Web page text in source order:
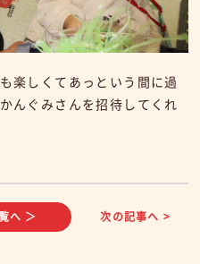
楽しくてあっという間に過
んぐみさんを招待してくれ
へ ＞ 次の記事へ >